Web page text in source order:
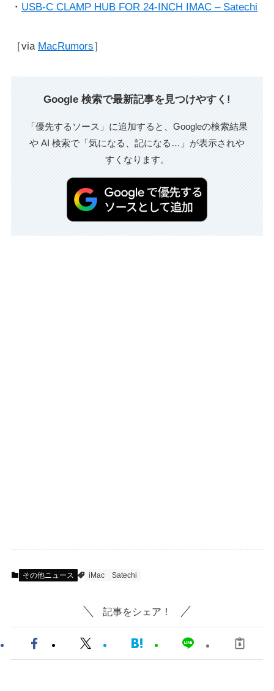
・ USB-C CLAMP HUB FOR 24-INCH IMAC – Satechi
［via MacRumors］
Google 検索で最新記事を見つけやすく!
「優先するソース」に追加すると、Googleの検索結果
や AI 検索で「気になる、記になる…」が表示されや
すくなります。
その他ニュース iMac Satechi
記事をシェア！